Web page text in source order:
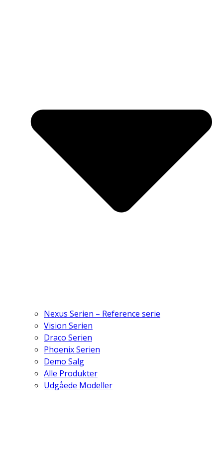
Nexus Serien – Reference serie
Vision Serien
Draco Serien
Phoenix Serien
Demo Salg
Alle Produkter
Udgåede Modeller